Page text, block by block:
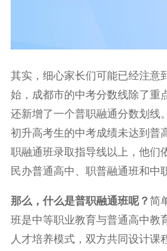
其实，细心家长们可能已经注意
始，成都市的中考分数线除了重
还新增了一个普职融通分数划线
初升高考生的中考成绩未达到普
职融通班录取指导线以上，他们
民办普通高中、职普融通班和中
那么，什么是普职融通班呢？简
班是中等职业教育与普通高中教
人才培养模式，双方共同设计课